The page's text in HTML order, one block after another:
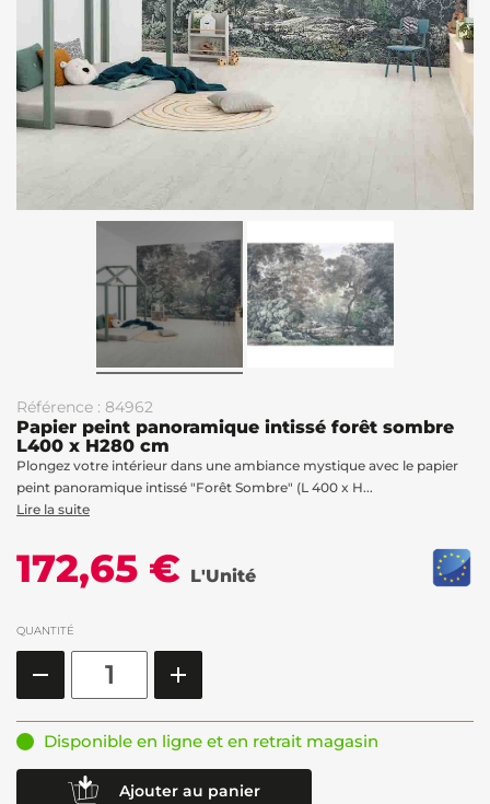
Référence : 84962
Papier peint panoramique intissé forêt sombre
L400 x H280 cm
Plongez votre intérieur dans une ambiance mystique avec le papier
peint panoramique intissé "Forêt Sombre" (L 400 x H...
Lire la suite
172,65 € L'Unité
QUANTITÉ
Disponible en ligne et en retrait magasin
Ajouter au panier